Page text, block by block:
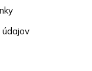
údajov